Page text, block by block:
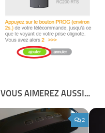
VOUS AIMEREZ AUSSI...
2